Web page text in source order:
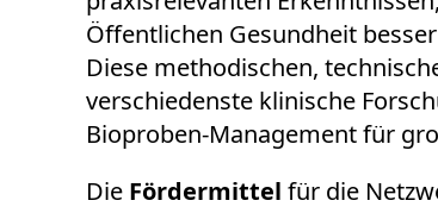
Öffentlichen Gesundheit
Diese methodischen,
verschiedenste klinische
Bioproben-Management für
Die Fördermittel für die